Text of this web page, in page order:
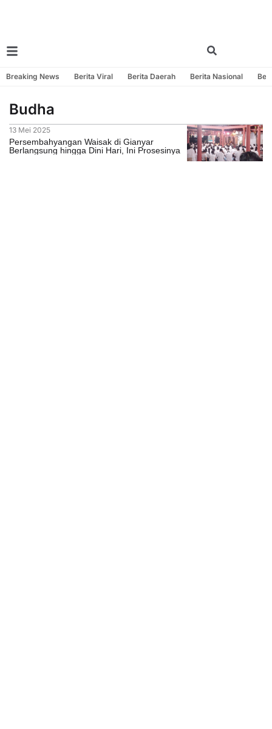
Breaking News Berita Viral Berita Daerah Berita Nasional
Budha
13 Mei 2025
Persembahyangan Waisak di Gianyar
Berlangsung hingga Dini Hari, Ini Prosesinya